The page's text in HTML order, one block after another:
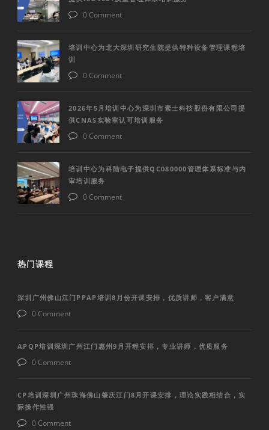
0 Comment
培训中心为北大深圳研究生院提供特种设备管理课程培
训
0 Comment
2026年5月培训中心为深圳市素士科技股份有限公司提
供CNAS实验室认可培训服务
0 Comment
培训中心为科陆电子提供QC080000管理体系标准与内
审培训服务
0 Comment
热门课程
深圳广州佛山江门PPAP培训8月份开课安排，优质讲师，客户满意
0 Comment
APQP培训深圳广州江门惠州9月开程安排，专业讲师，优质服务
0 Comment
CP培训深圳广州珠海佛山肇庆江门8月开课安排，理论实践相结合，实
际操作性强
0 Comment